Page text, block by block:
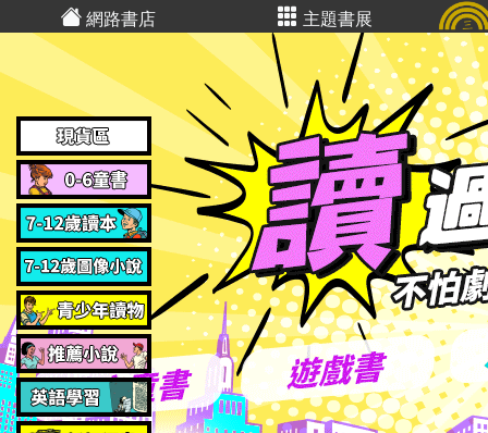
網路書店 主題書展